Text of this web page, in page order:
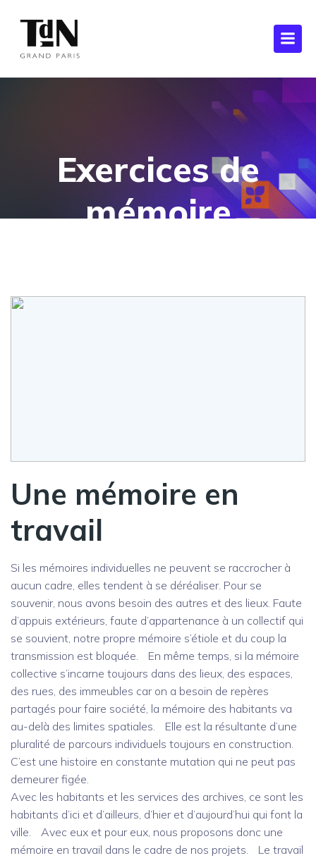
Exercices de
mémoire
Une mémoire en
travail
Si les mémoires individuelles ne peuvent se raccrocher à
aucun cadre, elles tendent à se déréaliser. Pour se
souvenir, nous avons besoin des autres et des lieux. Faute
d’appuis extérieurs, faute d’appartenance à un collectif qui
se souvient, notre propre mémoire s’étiole et du coup la
transmission est bloquée. En même temps, si la mémoire
collective s’incarne toujours dans des lieux, des espaces,
des rues, des immeubles car on a besoin de repères
partagés pour faire société, la mémoire des habitants va
au-delà des limites spatiales. Elle est la résultante d’une
pluralité de parcours individuels toujours en construction.
C’est une histoire en constante mutation qui ne peut pas
demeurer figée.
Avec les habitants et les services des archives, ce sont les
habitants d’ici et d’ailleurs, d’hier et d’aujourd’hui qui font la
ville. Avec eux et pour eux, nous proposons donc une
mémoire en travail dans le cadre de nos projets. Le travail